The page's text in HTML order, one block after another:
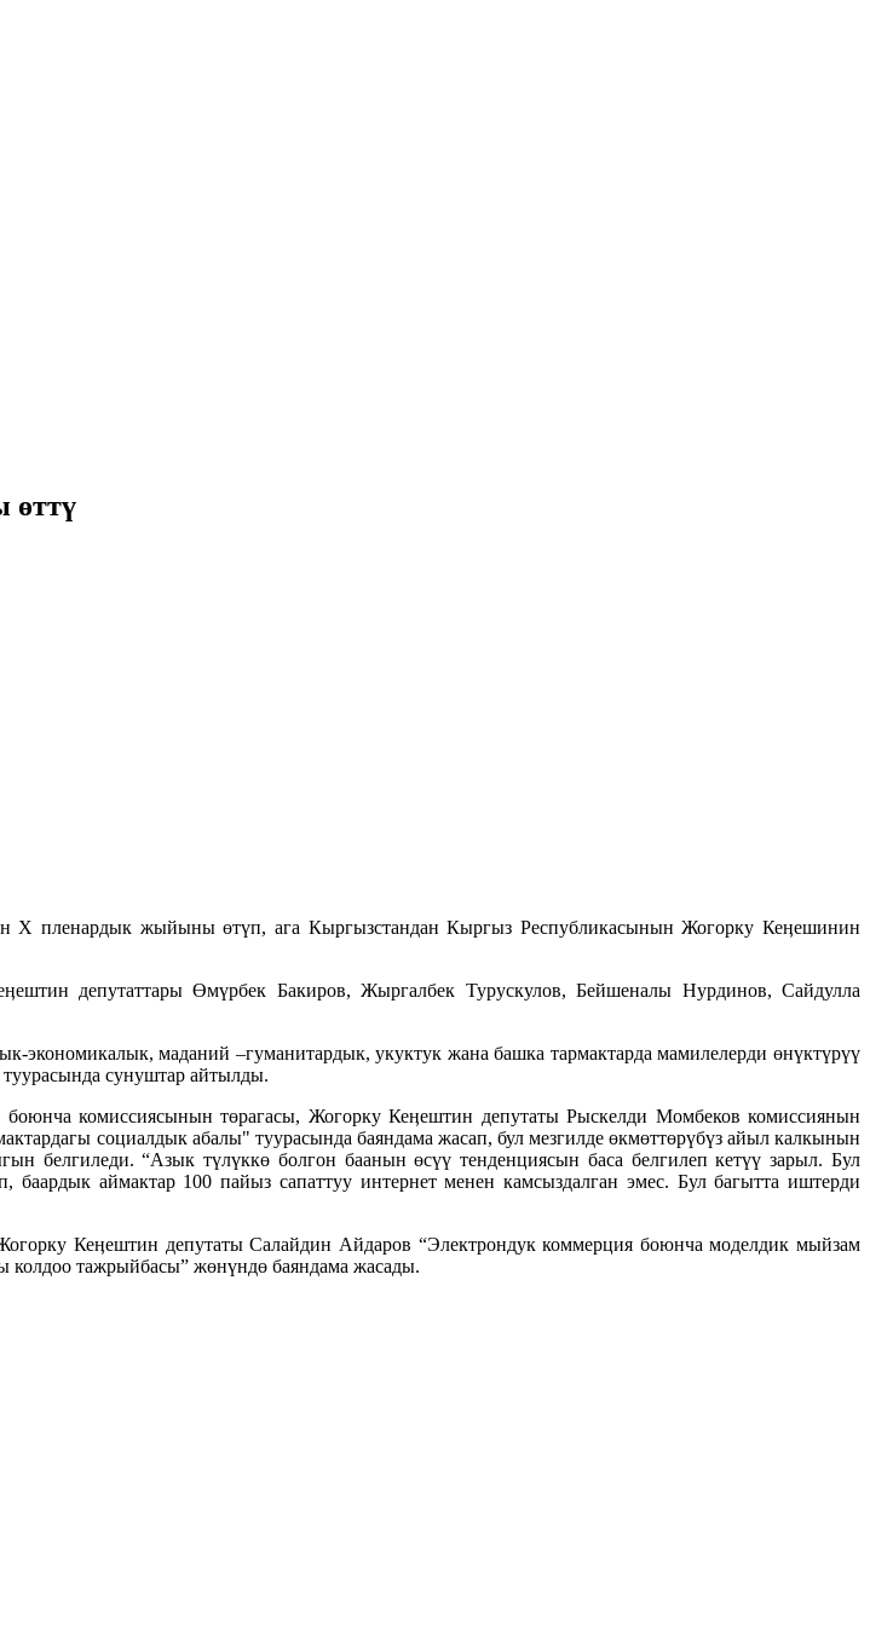
өттү
Х пленардык жыйыны өтүп, ага Кыргызстандан Кыргыз Республикасынын Жогорку Кеӊешинин
депутаттары Өмүрбек Бакиров, Жыргалбек Турускулов, Бейшеналы Нурдинов, Сайдулла
маданий –гуманитардык, укуктук жана башка тармактарда мамилелерди өнүктүрүү
сунуштар айтылды.
комиссиясынын төрагасы, Жогорку Кеӊештин депутаты Рыскелди Момбеков комиссиянын
социалдык абалы" туурасында баяндама жасап, бул мезгилде өкмөттөрүбүз айыл калкынын
белгиледи. “Азык түлүккө болгон баанын өсүү тенденциясын баса белгилеп кетүү зарыл. Бул
аймактар 100 пайыз сапаттуу интернет менен камсыздалган эмес. Бул багытта иштерди
Кеӊештин депутаты Салайдин Айдаров “Электрондук коммерция боюнча моделдик мыйзам
тажрыйбасы” жөнүндө баяндама жасады.